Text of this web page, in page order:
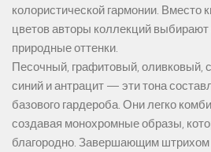
колористической гармонии. Вместо
цветов авторы коллекций
природные оттенки.
Песочный, графитовый, оливковый,
синий и антрацит — эти тона
базового гардероба. Они легко
создавая монохромные образы,
благородно. Завершающим штрихом